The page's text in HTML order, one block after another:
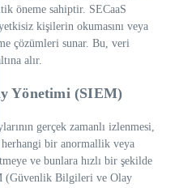
öneme sahiptir. SECaaS
kişilerin okumasını veya
çözümleri sunar. Bu, veri
alır.
Yönetimi (SIEM)
gerçek zamanlı izlenmesi,
herhangi bir anormallik veya
ve bunlara hızlı bir şekilde
(Güvenlik Bilgileri ve Olay